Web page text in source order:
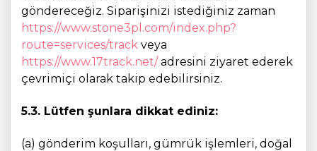
göndereceğiz. Siparişinizi istediğiniz zaman
https://www.stone3pl.com/index.php?
route=services/track veya
https://www.17track.net/adresini ziyaret ederek
çevrimiçi olarak takip edebilirsiniz.
5.3. Lütfen şunlara dikkat ediniz:
(a) gönderim koşulları, gümrük işlemleri, doğal